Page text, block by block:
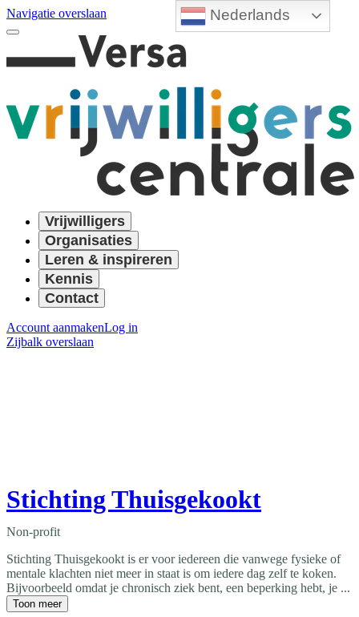
Nederlands
Navigatie overslaan
Vrijwilligers
Organisaties
Leren & inspireren
Kennis
Contact
Account aanmakenLog in
Zijbalk overslaan
Stichting Thuisgekookt
Non-profit
Stichting Thuisgekookt is er voor iedereen die vanwege fysieke of
mentale klachten niet meer in staat is om iedere dag zelf te koken.
Bijvoorbeeld omdat je chronisch ziek bent, een beperking hebt, je ...
Toon meer